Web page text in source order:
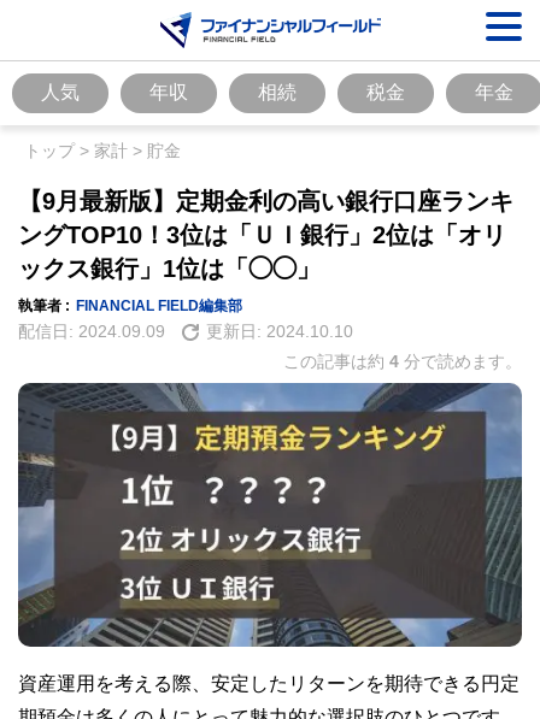
人気 年収 相続 税金 年金
トップ> 家計 > 貯金
【9月最新版】定期金利の高い銀行口座ランキ
ングTOP10！3位は「ＵＩ銀行」2位は「オリ
ックス銀行」1位は「◯◯」
執筆者 : FINANCIAL FIELD編集部
配信日: 2024.09.09 更新日: 2024.10.10
この記事は約 4 分で読めます。
資産運用を考える際、安定したリターンを期待できる円定